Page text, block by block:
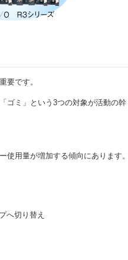
要です。
ゴミ」という3つの対象が活動の幹
使用量が増加する傾向にあります。
へ切り替え